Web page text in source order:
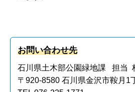
お問い合わせ先
石川県土木部公園緑地課 担当
〒920-8580 石川県金沢市鞍月1